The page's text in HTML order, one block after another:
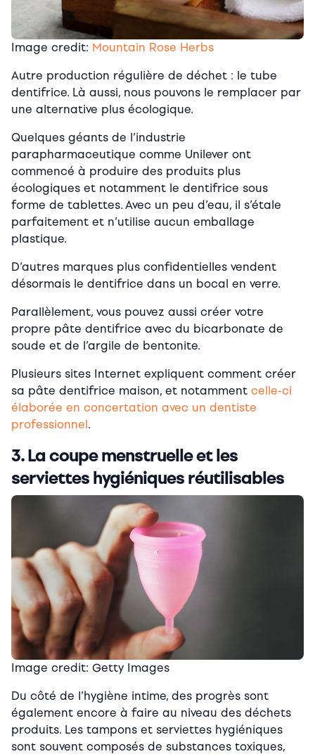
Image credit: Mountain Rose Herbs
Autre production régulière de déchet : le tube
dentifrice. Là aussi, nous pouvons le remplacer par
une alternative plus écologique.
Quelques géants de l’industrie
parapharmaceutique comme Unilever ont
commencé à produire des produits plus
écologiques et notamment le dentifrice sous
forme de tablettes. Avec un peu d’eau, il s’étale
parfaitement et n’utilise aucun emballage
plastique.
D’autres marques plus confidentielles vendent
désormais le dentifrice dans un bocal en verre.
Parallèlement, vous pouvez aussi créer votre
propre pâte dentifrice avec du bicarbonate de
soude et de l’argile de bentonite.
Plusieurs sites Internet expliquent comment créer
sa pâte dentifrice maison, et notamment celle-ci
élaborée en concertation avec un dentiste
professionnel.
3. La coupe menstruelle et les
serviettes hygiéniques réutilisables
Image credit: Getty Images
Du côté de l’hygiène intime, des progrès sont
également encore à faire au niveau des déchets
produits. Les tampons et serviettes hygiéniques
sont souvent composés de substances toxiques,